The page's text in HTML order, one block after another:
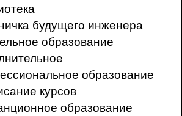
будущего инженера
образование
образование
курсов
образование